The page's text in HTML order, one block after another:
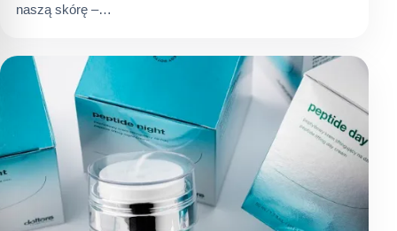
naszą skórę –…